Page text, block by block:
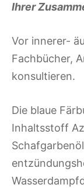
Ihrer
Vor innerer-
Fachbücher,
konsultieren.
Die blaue
Inhaltsstoff